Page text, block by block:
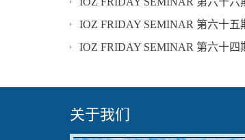
IOZ FRIDAY SEMINAR 第六十
IOZ FRIDAY SEMINAR 第六十四
关于我们